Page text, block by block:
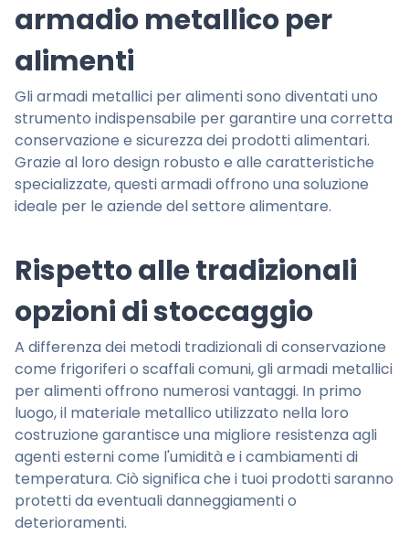
armadio metallico per
alimenti
Gli armadi metallici per alimenti sono diventati uno
strumento indispensabile per garantire una corretta
conservazione e sicurezza dei prodotti alimentari.
Grazie al loro design robusto e alle caratteristiche
specializzate, questi armadi offrono una soluzione
ideale per le aziende del settore alimentare.
Rispetto alle tradizionali
opzioni di stoccaggio
A differenza dei metodi tradizionali di conservazione
come frigoriferi o scaffali comuni, gli armadi metallici
per alimenti offrono numerosi vantaggi. In primo
luogo, il materiale metallico utilizzato nella loro
costruzione garantisce una migliore resistenza agli
agenti esterni come l'umidità e i cambiamenti di
temperatura. Ciò significa che i tuoi prodotti saranno
protetti da eventuali danneggiamenti o
deterioramenti.